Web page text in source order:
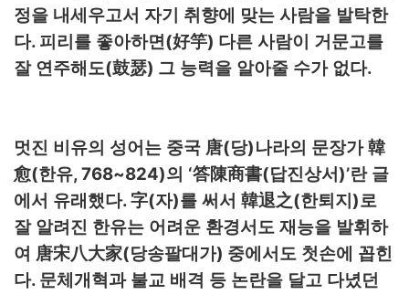
정을 내세우고서 자기 취향에 맞는 사람을 발탁한
다. 피리를 좋아하면 (好竽) 다른 사람이 거문고를
잘 연주해도(鼓瑟) 그 능력을 알아줄 수가 없다.
멋진 비유의 성어는 중국 唐(당)나라의 문장가韓
愈(한유, 768~824)의 ‘答陳商書(답진상서)’란 글
에서 유래했다.字(자)를 써서 韓退之(한퇴지 )로
잘 알려진 한유는 어려운 환경서도 재능을 발휘하
여 唐宋八大家(당송팔대가) 중에서도 첫손에 꼽힌
다. 문체개혁과 불교 배격 등 논란을 달고 다녔던